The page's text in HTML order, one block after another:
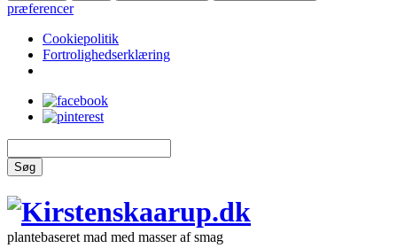
præferencer
Cookiepolitik
Fortrolighedserklæring
Søg
plantebaseret mad med masser af smag